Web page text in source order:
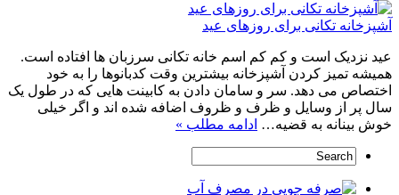
آشپزخانه تکانی برای روزهای عید
عید نزدیک است و کم کم اسم خانه تکانی سرزبان ها افتاده است.
همیشه تمیز کردن آشپزخانه بیشترین وقت کدبانوها را به خود
اختصاص می دهد. سر و سامان دادن به کابینت هایی که در طول یک
سال پر از وسایل و ظرف و ظروف اضافه شده اند و اگر خیلی
خوش بینانه به قضیه… ادامه مطلب »